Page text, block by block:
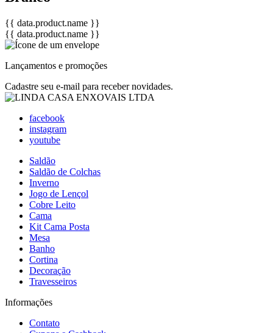
{{ data.product.name }}
{{ data.product.name }}
Lançamentos e promoções
Cadastre seu e-mail para receber novidades.
facebook
instagram
youtube
Saldão
Saldão de Colchas
Inverno
Jogo de Lençol
Cobre Leito
Cama
Kit Cama Posta
Mesa
Banho
Cortina
Decoração
Travesseiros
Informações
Contato